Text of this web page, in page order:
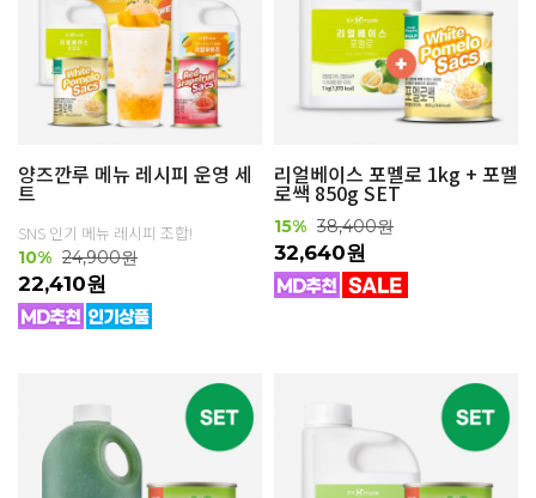
양즈깐루 메뉴 레시피 운영 세
트
SNS 인기 메뉴 레시피 조합!
10% 24,900원
22,410원
리얼베이스 포멜로 1kg + 포멜
로쌕 850g SET
15% 38,400원
32,640원